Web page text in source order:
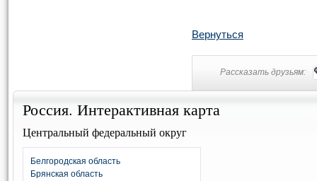
Вернуться
Рассказать друзьям:
Россия. Интерактивная карта
Центральный федеральный округ
Белгородская область
Брянская область